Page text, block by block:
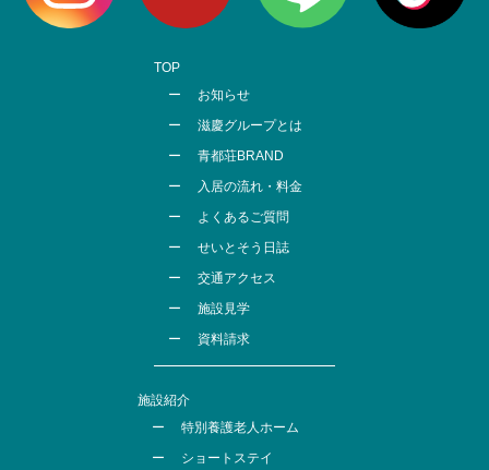
TOP
お知らせ
滋慶グループとは
青都荘BRAND
入居の流れ・料金
よくあるご質問
せいとそう日誌
交通アクセス
施設見学
資料請求
施設紹介
特別養護老人ホーム
ショートステイ